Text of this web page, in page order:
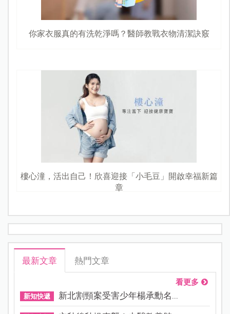
你家衣服真的有洗乾淨嗎？醫師教戰衣物清潔訣竅
樓心潼，活出自己！欣喜迎接「小毛豆」開啟幸福新篇
章
最新文章 熱門文章
看更多
新知快遞 新北割頸案受害少年楊承勳名...